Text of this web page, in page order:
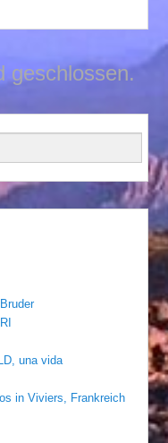
geschlossen.
una vida
in Viviers, Frankreich